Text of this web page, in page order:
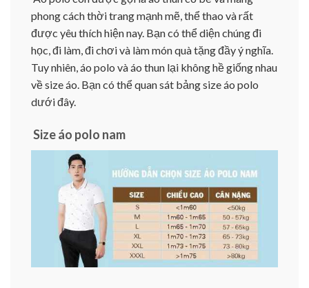
phong cách thời trang mạnh mẽ, thể thao và rất
được yêu thích hiện nay. Bạn có thể diện chúng đi
học, đi làm, đi chơi và làm món quà tặng đầy ý nghĩa.
Tuy nhiên, áo polo và áo thun lại không hề giống nhau
về size áo. Bạn có thể quan sát bảng size áo polo
dưới đây.
Size áo polo nam